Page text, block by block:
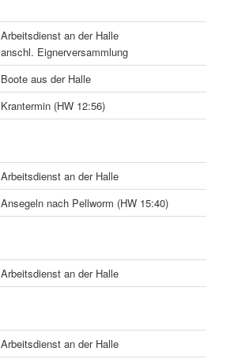
Arbeitsdienst an der Halle
anschl. Eignerversammlung
Boote aus der Halle
Krantermin (HW 12:56)
Arbeitsdienst an der Halle
Ansegeln nach Pellworm (HW 15:40)
Arbeitsdienst an der Halle
Arbeitsdienst an der Halle